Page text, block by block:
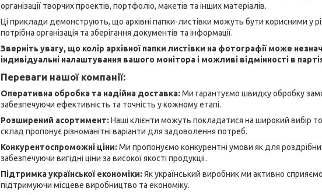
організації творчих проектів, портфоліо, макетів та інших матеріалів.
Ці приклади демонструють, що архівні папки-листівки можуть бути корисними у
потрібна організація та зберігання документів та інформації.
Зверніть увагу, що колір архівної папки листівки на фотографії може
індивідуальні налаштування вашого монітора і можливі відмінності в
Переваги нашої компанії:
Оперативна обробка та надійна доставка: Ми гарантуємо швидку обробку
забезпечуючи ефективність та точність у кожному етапі.
Розширений асортимент: Наші клієнти можуть покладатися на широкий вибір
склад пропонує різноманітні варіанти для задоволення потреб.
Конкурентоспроможні ціни: Ми пропонуємо конкурентні умови як для
забезпечуючи вигідні ціни за високої якості продукції.
Підтримка української економіки: Як український виробник ми активно
підтримуючи місцеве виробництво та економіку.